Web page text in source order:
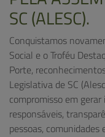
SC (ALESC).
Conquistamos
Social e o Troféu
Porte,
Legislativa de SC
compromisso em
responsáveis,
pessoas, comunidades